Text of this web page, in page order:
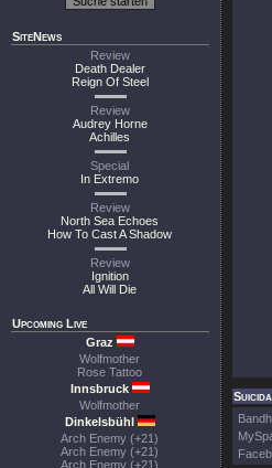
SiteNews
Review
Death Dealer
Reign Of Steel
Review
Audrey Horne
Achilles
Special
In Extremo
Review
North Sea Echoes
How To Cast A Shadow
Review
Ignition
All Will Die
Upcoming Live
Graz
Wolfmother
Rose Tattoo
Innsbruck
Wolfmother
Dinkelsbühl
Arch Enemy (+21)
Arch Enemy (+21)
Arch Enemy (+21)